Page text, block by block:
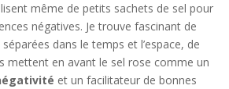
même de petits sachets de sel pour
négatives. Je trouve fascinant de
dans le temps et l’espace, de
mettent en avant le sel rose comme un
et un facilitateur de bonnes